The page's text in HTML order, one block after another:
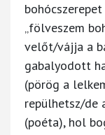
„fölveszem
velőt/vájja a
gabalyodott
(pörög a
repülhetsz/de
(poéta), hol